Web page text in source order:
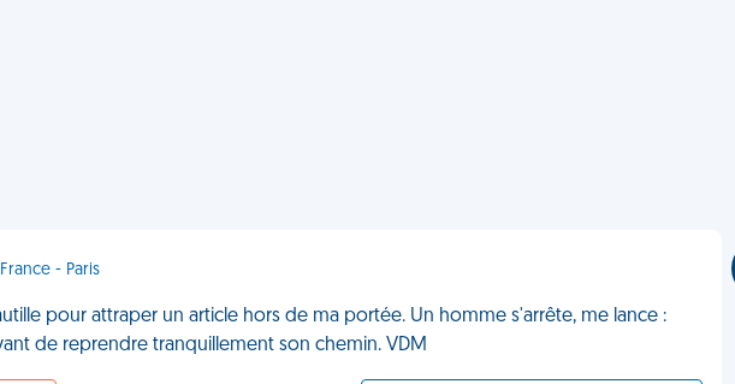
- Paris
pour attraper un article hors de ma portée. Un homme s'arrête, me lance :
de reprendre tranquillement son chemin. VDM